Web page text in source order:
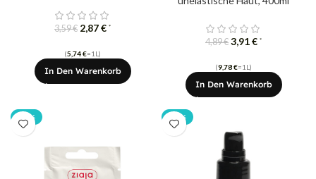
3,59€ 2,87€ *
(5,74€=1L)
In Den Warenkorb
4,89€ 3,91€ *
(9,78€=1L)
In Den Warenkorb
-20% -20%